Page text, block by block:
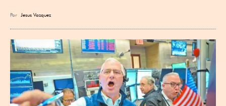
Por Jesus Vazquez